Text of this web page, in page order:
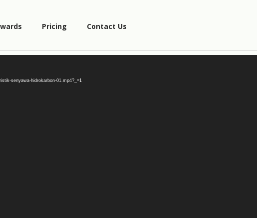
Pricing Contact Us
senyawa-hidrokarbon-01.mp4?_=1